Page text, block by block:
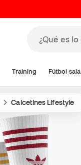
Training Fútbol sala
Calcetines Lifestyle